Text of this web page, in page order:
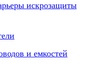
искрозащиты
и емкостей